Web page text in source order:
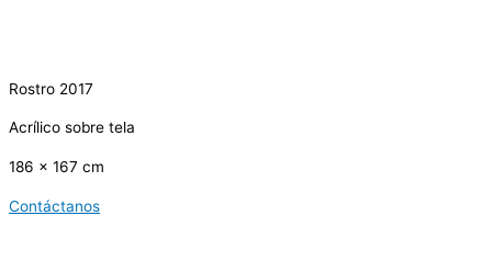
Rostro 2017
Acrílico sobre tela
186 x 167 cm
Contáctanos